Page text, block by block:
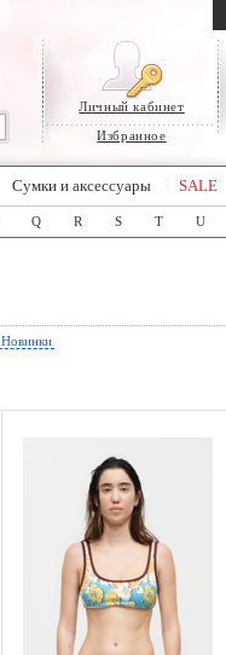
Личный кабинет
Избранное
Сумки и аксессуары SALE
Q R S T U
Новинки